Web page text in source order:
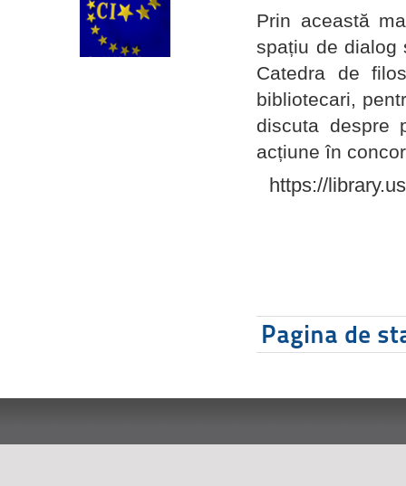
Prin această
spațiu de dialog
Catedra de
bibliotecari,
discuta despre
acțiune în
https://
Pagina de